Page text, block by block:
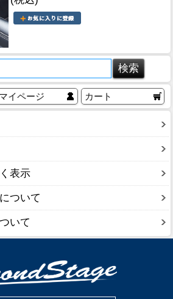
マイページ カート
表示
ついて
いて